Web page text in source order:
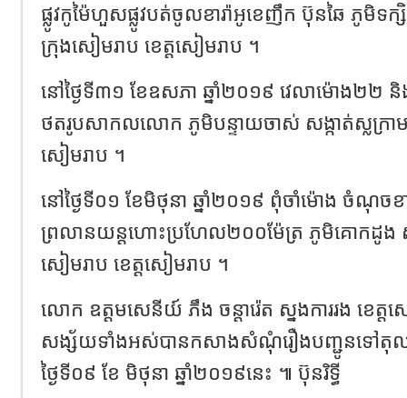
ផ្លូវកូម៉ៃហួសផ្លូវបត់ចូលខារ៉ាអូខេញឹក ប៊ុនឆៃ ភូមិទ
ក្រុងសៀមរាប ខេត្តសៀមរាប ។
នៅថ្ងៃទី៣១ ខែឧសភា ឆ្នាំ២០១៩ វេលាម៉ោង២
ថតរូបសាកលលោក ភូមិបន្ទាយចាស់ សង្កាត់ស្លក្រាម
សៀមរាប ។
នៅថ្ងៃទី០១ ខែមិថុនា ឆ្នាំ២០១៩ ពុំចាំម៉ោង ចំណុច
ព្រលានយន្តហោះប្រហែល២០០ម៉ែត្រ ភូមិគោកដូង
សៀមរាប ខេត្តសៀមរាប ។
លោក ឧត្តមសេនីយ៍ ភឹង ចន្ដារ៉េត ស្នងការរង ខេត្ត
សង្ស័យទាំងអស់បានកសាងសំណុំរឿងបញ្ជូនទៅតុល
ថ្ងៃទី០៩ ខែ មិថុនា ឆ្នាំ២០១៩នេះ ៕ ប៊ុនរិទ្ធី